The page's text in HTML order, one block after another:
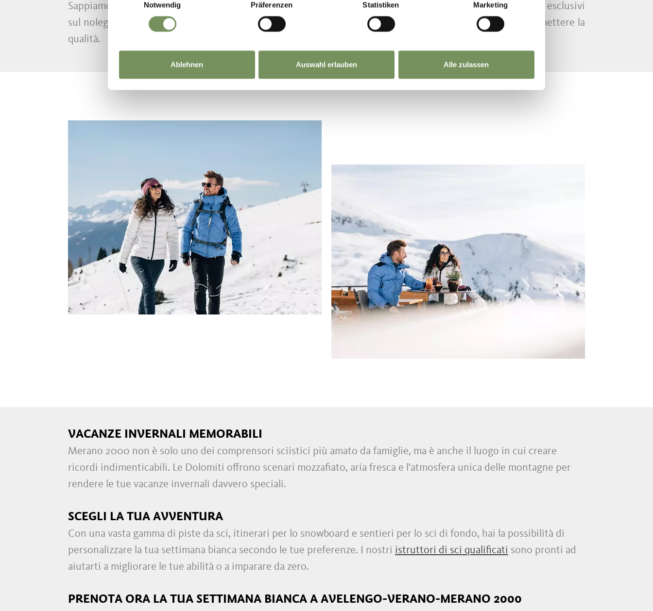
Notwendig
Präferenzen Statistiken Marketing
Ablehnen Auswahl erlauben Alle zulassen
Sappiamo quanto sia importante ottenere il massimo valore dalle tue vacanze. Ecco perché offriamo sconti esclusivi
sul noleggio sci e altre attività invernali. Risparmia mentre vivi un'esperienza straordinaria senza compromettere la
qualità.
VACANZE INVERNALI MEMORABILI
Merano 2000 non è solo uno dei comprensori sciistici più amato da famiglie, ma è anche il luogo in cui creare
ricordi indimenticabili. Le Dolomiti offrono scenari mozzafiato, aria fresca e l'atmosfera unica delle montagne per
rendere le tue vacanze invernali davvero speciali.
SCEGLI LA TUA AVVENTURA
Con una vasta gamma di piste da sci, itinerari per lo snowboard e sentieri per lo sci di fondo, hai la possibilità di
personalizzare la tua settimana bianca secondo le tue preferenze. I nostri istruttori di sci qualificati sono pronti ad
aiutarti a migliorare le tue abilità o a imparare da zero.
PRENOTA ORA LA TUA SETTIMANA BIANCA A AVELENGO-VERANO-MERANO 2000